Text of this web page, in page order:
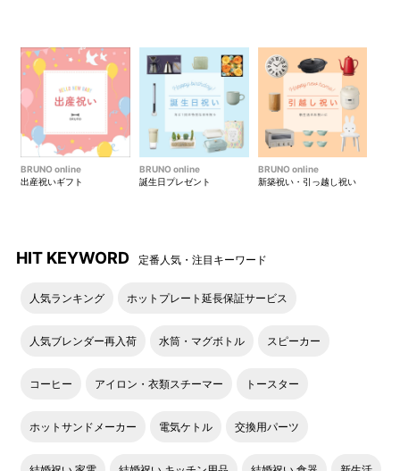
BRUNO online
出産祝いギフト
BRUNO online
誕生日プレゼント
BRUNO online
新築祝い・引っ越し祝い
HIT KEYWORD 定番人気・注目キーワード
人気ランキング ホットプレート延長保証サービス
人気ブレンダー再入荷 水筒・マグボトル スピーカー
コーヒー アイロン・衣類スチーマー トースター
ホットサンドメーカー 電気ケトル 交換用パーツ